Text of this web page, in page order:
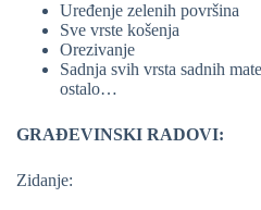
Uređenje zelenih površina
Sve vrste košenja
Orezivanje
Sadnja svih vrsta sadnih
ostalo…
GRAĐEVINSKI RADOVI:
Zidanje: